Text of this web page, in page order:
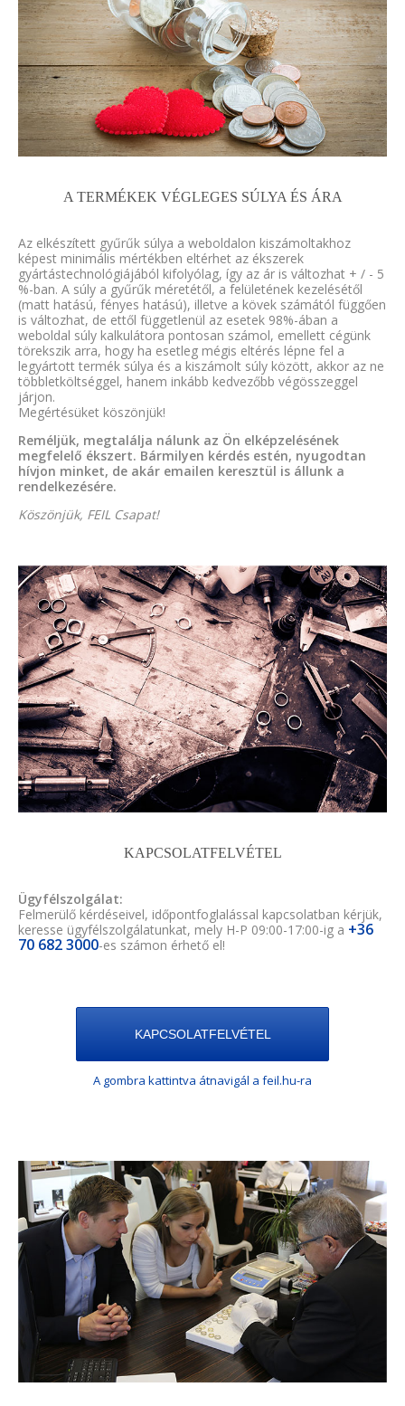
A TERMÉKEK VÉGLEGES SÚLYA ÉS ÁRA
Az elkészített gyűrűk súlya a weboldalon kiszámoltakhoz
képest minimális mértékben eltérhet az ékszerek
gyártástechnológiájából kifolyólag, így az ár is változhat + / - 5
%-ban. A súly a gyűrűk méretétől, a felületének kezelésétől
(matt hatású, fényes hatású), illetve a kövek számától függően
is változhat, de ettől függetlenül az esetek 98%-ában a
weboldal súly kalkulátora pontosan számol, emellett cégünk
törekszik arra, hogy ha esetleg mégis eltérés lépne fel a
legyártott termék súlya és a kiszámolt súly között, akkor az ne
többletköltséggel, hanem inkább kedvezőbb végösszeggel
járjon.
Megértésüket köszönjük!
Reméljük, megtalálja nálunk az Ön elképzelésének
megfelelő ékszert. Bármilyen kérdés estén, nyugodtan
hívjon minket, de akár emailen keresztül is állunk a
rendelkezésére.
Köszönjük, FEIL Csapat!
KAPCSOLATFELVÉTEL
Ügyfélszolgálat:
Felmerülő kérdéseivel, időpontfoglalással kapcsolatban kérjük,
keresse ügyfélszolgálatunkat, mely H-P 09:00-17:00-ig a +36
70 682 3000-es számon érhető el!
KAPCSOLATFELVÉTEL
A gombra kattintva átnavigál a feil.hu-ra